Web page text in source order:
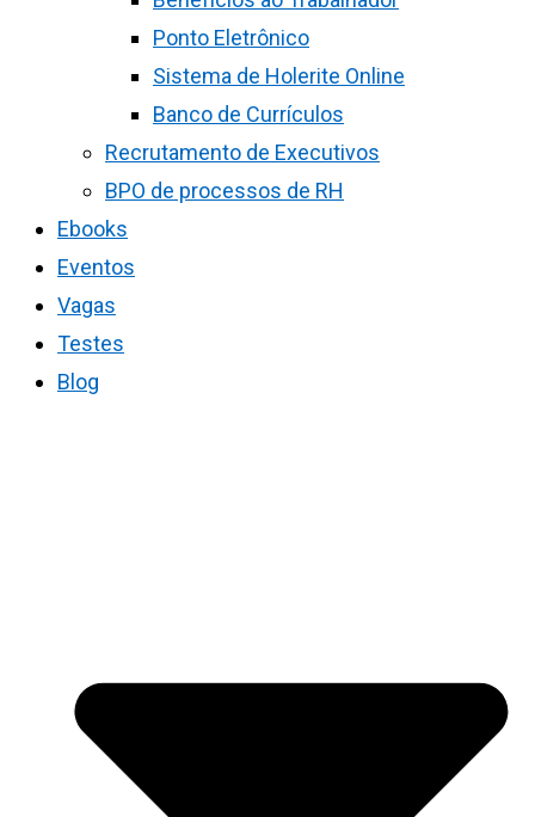
Ponto Eletrônico
Sistema de Holerite Online
Banco de Currículos
Recrutamento de Executivos
BPO de processos de RH
Ebooks
Eventos
Vagas
Testes
Blog